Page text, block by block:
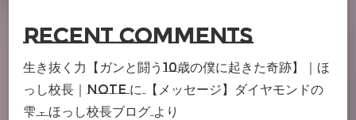
Recent Comments
生き抜く力【ガンと闘う10歳の僕に起きた奇跡】｜ほ
っし校長｜note に
【メッセージ】ダイヤモンドの
雫 – ほっし校長ブログ より